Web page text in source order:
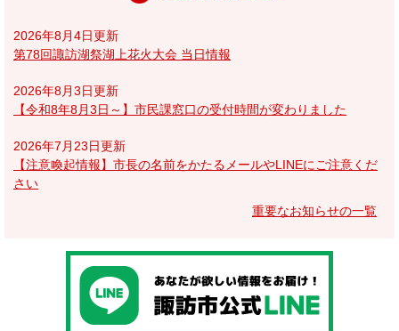
2026年8月4日更新
第78回諏訪湖祭湖上花火大会 当日情報
2026年8月3日更新
【令和8年8月3日～】市民課窓口の受付時間が変わりました
2026年7月23日更新
【注意喚起情報】市長の名前をかたるメールやLINEにご注意くだ
さい
重要なお知らせの一覧